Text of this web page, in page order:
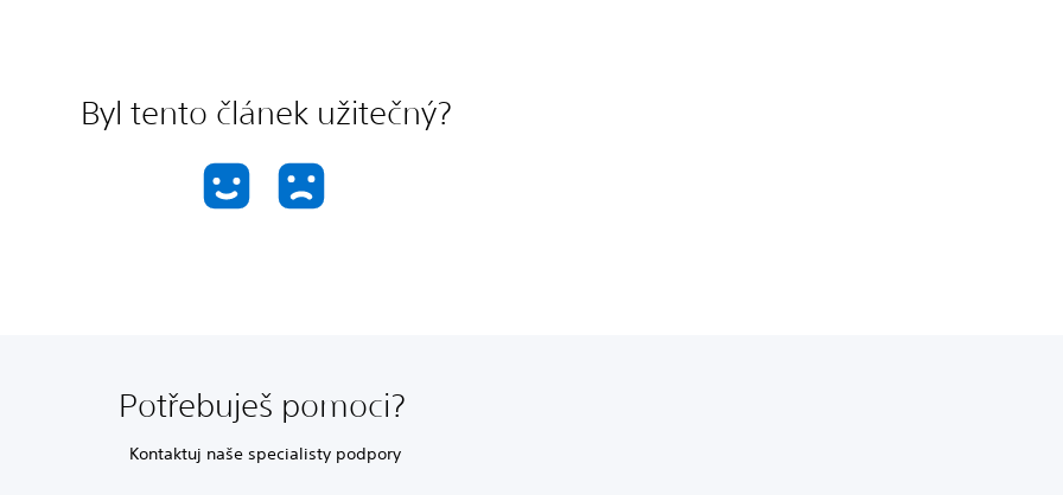
Byl tento článek užitečný?
Potřebuješ pomoci?
Kontaktuj naše specialisty podpory